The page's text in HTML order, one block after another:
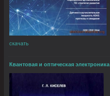
скачать
Квантовая и оптическая электроника